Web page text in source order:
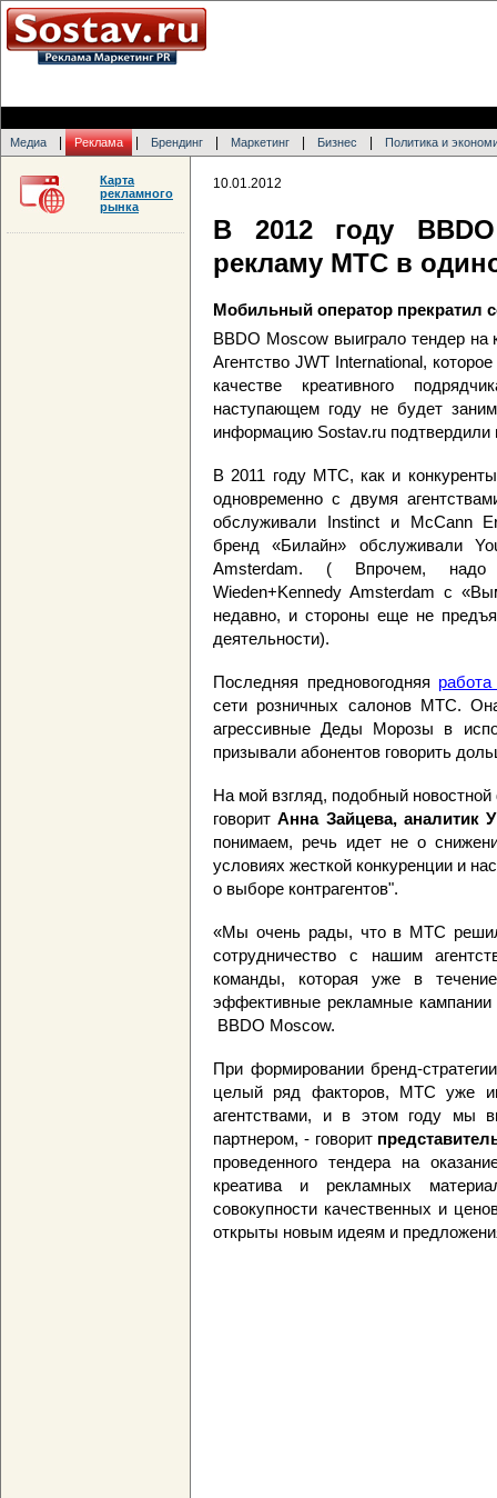
Медиа Реклама Брендинг Маркетинг Бизнес Политика и
10.01.2012
В 2012 году
рекламу МТС в
Мобильный оператор прекратил
BBDO Moscow выиграло тендер
Агентство JWT International,
качестве креативного
наступающем году не будет
информацию Sostav.ru
В 2011 году МТС, как и
одновременно с двумя
обслуживали Instinct и McCann
бренд «Билайн» обслуживали
Amsterdam. ( Впрочем, надо
Wieden+Kennedy Amsterdam с
недавно, и стороны еще не
деятельности).
Последняя предновогодняя
сети розничных салонов МТС.
агрессивные Деды Морозы в
призывали абонентов говорить
На мой взгляд, подобный
говоритАнна Зайцева, аналитик
понимаем, речь идет не о
условиях жесткой конкуренции и
о выборе контрагентов".
«Мы очень рады, что в МТС
сотрудничество с нашим
команды, которая уже в
эффективные рекламные
BBDO Moscow.
При формировании бренд-
целый ряд факторов, МТС уже
агентствами, и в этом году мы
партнером, - говорит
проведенного тендера на
креатива и рекламных
совокупности качественных и
открыты новым идеям и
Карта
рекламного
рынка